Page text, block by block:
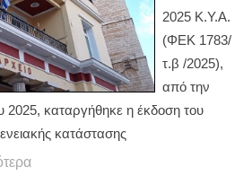
2025 Κ.Υ.Α.
(ΦΕΚ 1783/
τ.β /2025),
από την
2025, καταργήθηκε η έκδοση του
κατάστασης